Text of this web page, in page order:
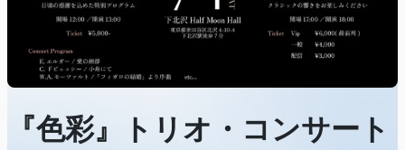
『色彩』トリオ・コンサート